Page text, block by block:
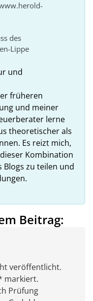
des
Lippe
und
früheren
und meiner
lerne
theoretischer als
Es reizt mich,
Kombination
zu teilen und
Beitrag:
veröffentlicht.
markiert.
Prüfung